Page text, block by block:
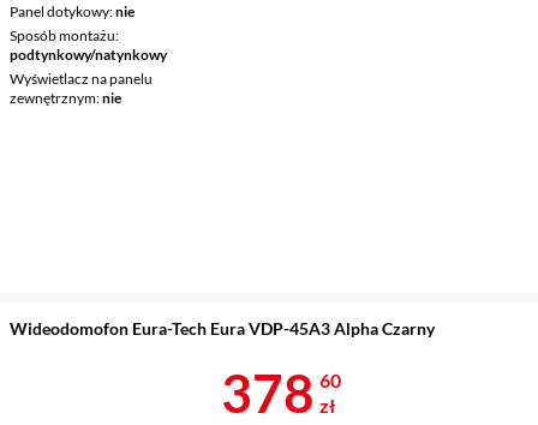
Panel dotykowy nie
Sposób montażu
podtynkowy/natynkowy
Wyświetlacz na panelu
zewnętrznym nie
Wideodomofon Eura-Tech Eura VDP-45A3 Alpha Czarny
Cena 378,60
378 60
zł